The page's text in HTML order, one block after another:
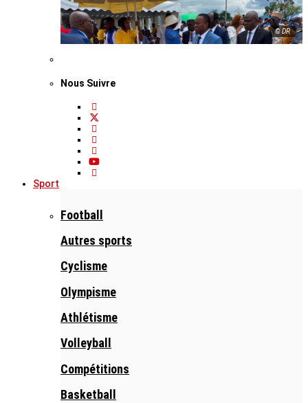
© DR
Nous Suivre
Sport
Football
Autres sports
Cyclisme
Olympisme
Athlétisme
Volleyball
Compétitions
Basketball